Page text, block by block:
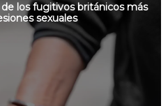
los fugitivos británicos más
sexuales